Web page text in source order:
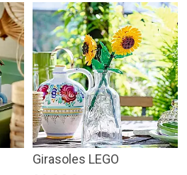
Girasoles LEGO